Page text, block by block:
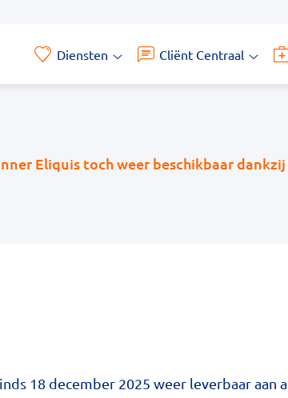
Diensten
submenu
Cliënt Centraal
Eliquis toch weer beschikbaar
18 december 2025 weer leverbaar aan